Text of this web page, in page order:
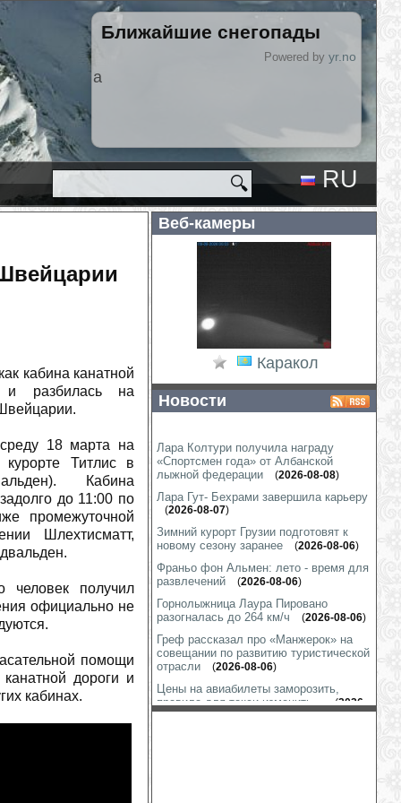
Ближайшие снегопады
Powered by yr.no
RU
🔍
кабина канатной
и разбилась на
18 марта на
Титлис в
Кабина
до 11:00 по
промежуточной
Шлехтисматт,
человек получил
официально не
помощи
дороги и
кабинах.
Веб-камеры
Каракол
Новости
Лара Колтури получила награду
«Спортсмен года» от Албанской
лыжной федерации
(2026-08-08)
Лара Гут- Бехрами завершила карьеру
(2026-08-07)
Зимний курорт Грузии подготовят к
новому сезону заранее
(2026-08-06)
Франьо фон Альмен: лето - время для
развлечений
(2026-08-06)
Горнолыжница Лаура Пировано
разогналась до 264 км/ч
(2026-08-06)
Греф рассказал про «Манжерок» на
совещании по развитию туристической
отрасли
(2026-08-06)
Цены на авиабилеты заморозить,
правила для такси изменить...(2026-
08-05)